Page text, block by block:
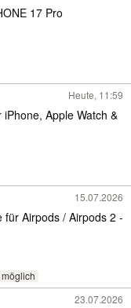
17 Pro
Heute, 11:59
Apple Watch &
15.07.2026
für Airpods / Airpods 2 -
23.07.2026